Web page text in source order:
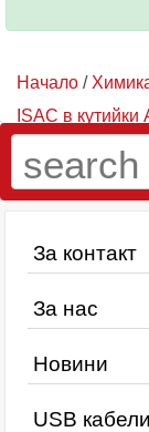
Начало /
ISAC в
AP805964-05
За контакт
За нас
Новини
USB кабели